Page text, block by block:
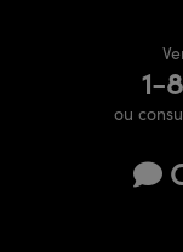
1-
ou